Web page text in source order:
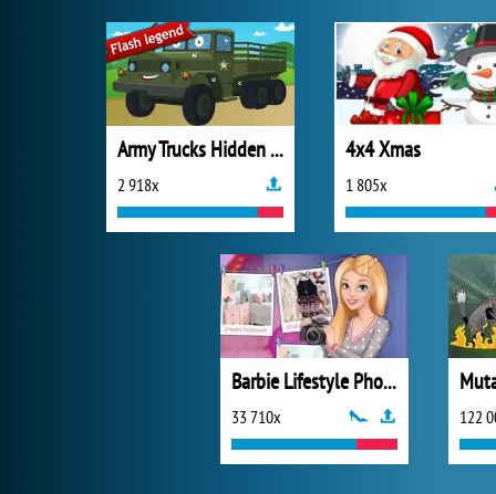
Army Trucks Hidden Letters
2 918x
4x4 Xmas
1 805x
Barbie Lifestyle Photographer
33 710x 122